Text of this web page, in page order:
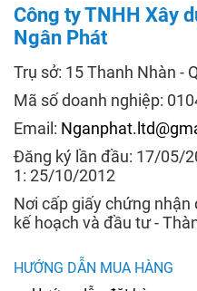
Công ty TNHH Xây
Ngân Phát
Trụ sở: 15 Thanh Nhàn -
Mã số doanh nghiệp:
Email:
Đăng ký lần đầu: 17/05/
1: 25/10/2012
Nơi cấp giấy chứng
kế hoạch và đầu tư -
HƯỚNG DẪN MUA HÀNG